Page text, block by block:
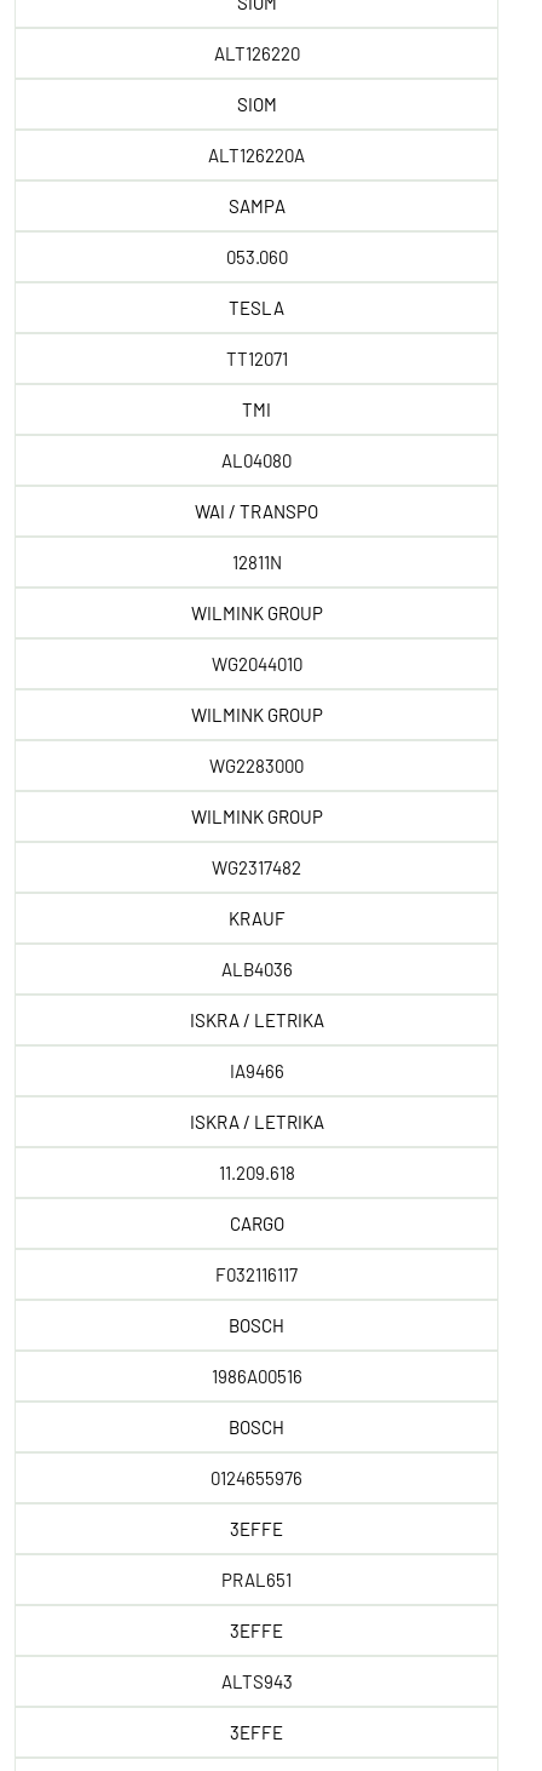
ALT126220
SIOM
ALT126220A
SAMPA
053.060
TESLA
TT12071
TMI
AL04080
WAI / TRANSPO
12811N
WILMINK GROUP
WG2044010
WILMINK GROUP
WG2283000
WILMINK GROUP
WG2317482
KRAUF
ALB4036
ISKRA / LETRIKA
IA9466
ISKRA / LETRIKA
11.209.618
CARGO
F032116117
BOSCH
1986A00516
BOSCH
0124655976
3EFFE
PRAL651
3EFFE
ALTS943
3EFFE